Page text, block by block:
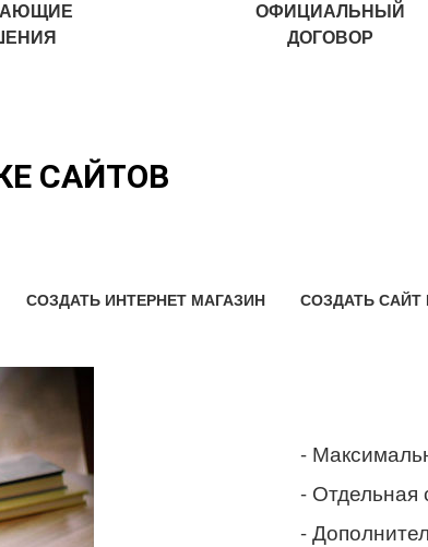
ОФИЦИАЛЬНЫЙ
ДОГОВОР
САЙТОВ
СОЗДАТЬ ИНТЕРНЕТ МАГАЗИН СОЗДАТЬ
-
- Отдельная
-